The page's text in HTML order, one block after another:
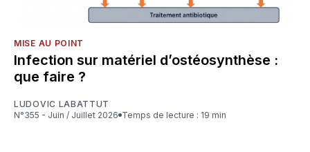
MISE AU POINT
Infection sur matériel d’ostéosynthèse :
que faire ?
LUDOVIC LABATTUT
N°355 - Juin / Juillet 2026
Temps de lecture : 19 min